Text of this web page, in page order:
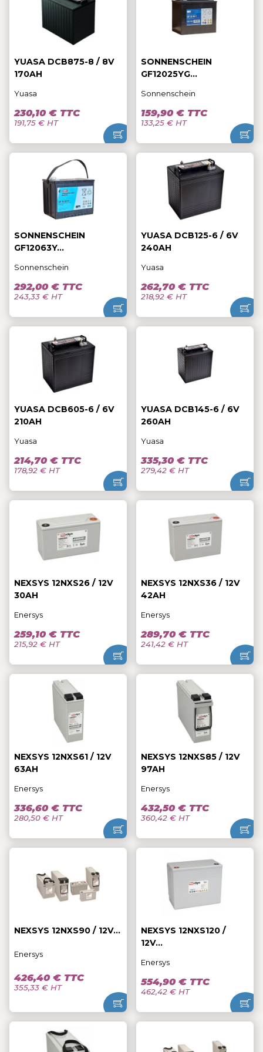
Nos équipes se tiennent à votre entière disposition
pour tout renseignement, alors n’hésitez pas !
YUASA DCB875-8 / 8V
170AH
Yuasa
230,10 € TTC
191,75 € HT
SONNENSCHEIN
GF12025YG...
Sonnenschein
159,90 € TTC
133,25 € HT
SONNENSCHEIN
GF12063Y...
Sonnenschein
292,00 € TTC
243,33 € HT
YUASA DCB125-6 / 6V
240AH
Yuasa
262,70 € TTC
218,92 € HT
YUASA DCB605-6 / 6V
210AH
Yuasa
214,70 € TTC
178,92 € HT
YUASA DCB145-6 / 6V
260AH
Yuasa
335,30 € TTC
279,42 € HT
NEXSYS 12NXS26 / 12V
30AH
Enersys
259,10 € TTC
215,92 € HT
NEXSYS 12NXS36 / 12V
42AH
Enersys
289,70 € TTC
241,42 € HT
NEXSYS 12NXS61 / 12V
63AH
Enersys
336,60 € TTC
280,50 € HT
NEXSYS 12NXS85 / 12V
97AH
Enersys
432,50 € TTC
360,42 € HT
NEXSYS 12NXS90 / 12V...
Enersys
426,40 € TTC
355,33 € HT
NEXSYS 12NXS120 /
12V...
Enersys
554,90 € TTC
462,42 € HT